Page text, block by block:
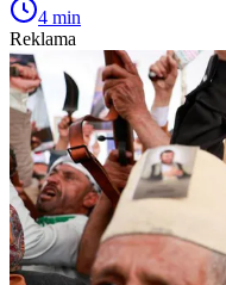
4 min
Reklama